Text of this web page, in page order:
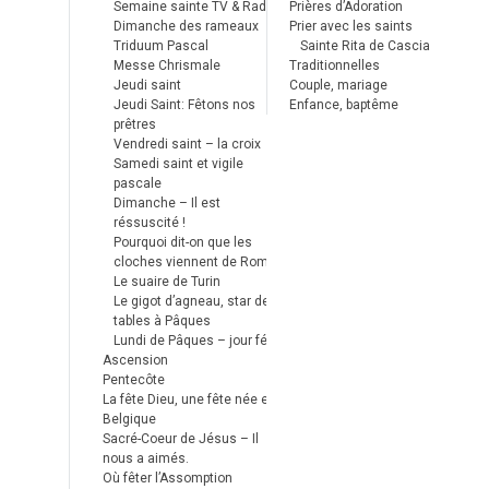
Semaine sainte TV & Radio
Dimanche des rameaux
Triduum Pascal
Messe Chrismale
Jeudi saint
Jeudi Saint: Fêtons nos
prêtres
Vendredi saint – la croix
Samedi saint et vigile
pascale
Dimanche – Il est
réssuscité !
Pourquoi dit-on que les
cloches viennent de Rome ?
Le suaire de Turin
Le gigot d’agneau, star des
tables à Pâques
Lundi de Pâques – jour férié
Ascension
Pentecôte
La fête Dieu, une fête née en
Belgique
Sacré-Coeur de Jésus – Il
nous a aimés.
Où fêter l’Assomption
Prières d’Adoration
Prier avec les saints
Sainte Rita de Cascia
Traditionnelles
Couple, mariage
Enfance, baptême